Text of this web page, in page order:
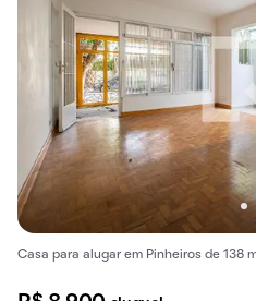
Casa para alugar em Pinheiros de 138